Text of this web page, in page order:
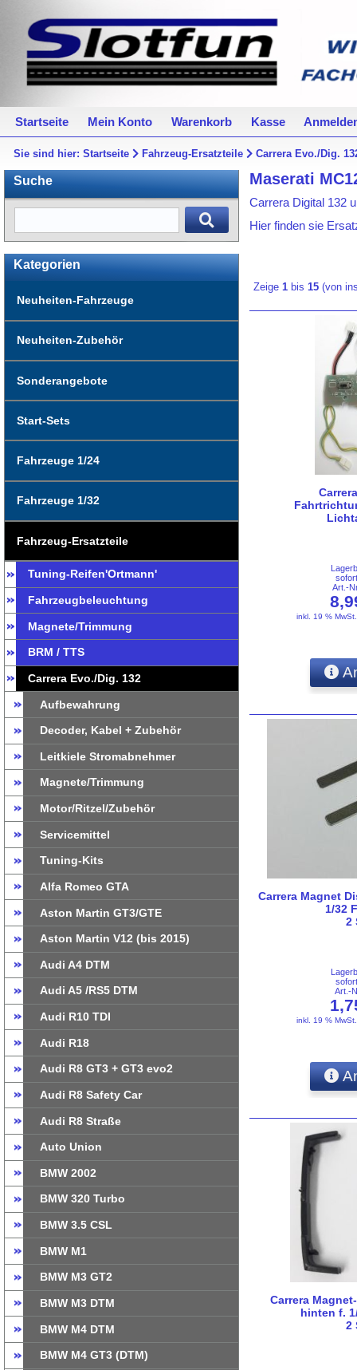
Startseite Mein Konto Warenkorb Kasse
Sie sind hier:Startseite Fahrzeug-Ersatzteile Carrera Evo./Dig.
Suche
Kategorien
Neuheiten-Fahrzeuge
Neuheiten-Zubehör
Sonderangebote
Start-Sets
Fahrzeuge 1/24
Fahrzeuge 1/32
Fahrzeug-Ersatzteile
Tuning-Reifen'Ortmann'
Fahrzeugbeleuchtung
Magnete/Trimmung
BRM / TTS
Carrera Evo./Dig. 132
Aufbewahrung
Decoder, Kabel + Zubehör
Leitkiele Stromabnehmer
Magnete/Trimmung
Motor/Ritzel/Zubehör
Servicemittel
Tuning-Kits
Alfa Romeo GTA
Aston Martin GT3/GTE
Aston Martin V12 (bis 2015)
Audi A4 DTM
Audi A5 /RS5 DTM
Audi R10 TDI
Audi R18
Audi R8 GT3 + GT3 evo2
Audi R8 Safety Car
Audi R8 Straße
Auto Union
BMW 2002
BMW 320 Turbo
BMW 3.5 CSL
BMW M1
BMW M3 GT2
BMW M3 DTM
BMW M4 DTM
BMW M4 GT3 (DTM)
Maserati
Carrera Digital 132
Hier finden sie
Zeige1 bis15 (von
Art.-
inkl. 19 %
Carrera Magnet
1/32
2
Art.-
inkl. 19 %
Carrera
hinten f.
2